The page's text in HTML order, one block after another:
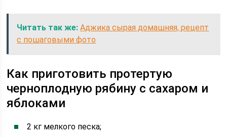
Читать так же: Аджика сырая домашняя, рецепт
с пошаговыми фото
Как приготовить протертую
черноплодную рябину с сахаром и
яблоками
2 кг мелкого песка;